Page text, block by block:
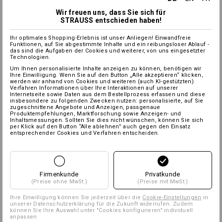
Wir freuen uns, dass Sie sich für
STRAUSS entschieden haben!
Ihr optimales Shopping-Erlebnis ist unser Anliegen! Einwandfreie
Funktionen, auf Sie abgestimmte Inhalte und ein reibungsloser Ablauf -
das sind die Aufgaben der Cookies und weiterer, von uns eingesetzter
Technologien.
Um Ihnen personalisierte Inhalte anzeigen zu können, benötigen wir
Ihre Einwilligung. Wenn Sie auf den Button „Alle akzeptieren“ klicken,
werden wir anhand von Cookies und weiteren (auch KI-gestützten)
Verfahren Informationen über Ihre Interaktionen auf unserer
Internetseite sowie Daten aus dem Bestellprozess erfassen und diese
insbesondere zu folgenden Zwecken nutzen: personalisierte, auf Sie
zugeschnittene Angebote und Anzeigen, passgenaue
Produktempfehlungen, Marktforschung sowie Anzeigen- und
Inhaltsmessungen. Sollten Sie dies nicht wünschen, können Sie sich
per Klick auf den Button “Alle ablehnen” auch gegen den Einsatz
entsprechender Cookies und Verfahren entscheiden.
Firmenkunde
(Preise ohne MwSt.)
Privatkunde
(Preise mit MwSt.)
Ihre Einwilligung können Sie jederzeit über die Cookie-Einstellungen in
unserer Datenschutzerklärung für die Zukunft widerrufen. Zudem
können Sie Ihre Auswahl unter "Cookies konfigurieren" individuell
anpassen